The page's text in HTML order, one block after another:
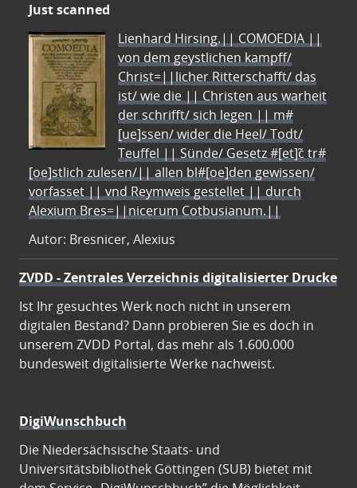
Just scanned
Lienhard Hirsing.|| COMOEDIA ||
von dem geystlichen kampff/
Christ=||licher Ritterschafft/ das
ist/ wie die || Christen aus warheit
der schrifft/ sich legen || m#
[ue]ssen/ wider die Heel/ Todt/
Teuffel || Sünde/ Gesetz #[et]c̃ tr#
[oe]stlich zulesen/|| allen bl#[oe]den gewissen/
vorfasset || vnd Reymweis gestellet || durch
Alexium Bres=||nicerum Cotbusianum.||
Autor: Bresnicer, Alexius
ZVDD - Zentrales Verzeichnis digitalisierter Drucke
Ist Ihr gesuchtes Werk noch nicht in unserem
digitalen Bestand? Dann probieren Sie es doch in
unserem ZVDD Portal, das mehr als 1.600.000
bundesweit digitalisierte Werke nachweist.
DigiWunschbuch
Die Niedersächsische Staats- und
Universitätsbibliothek Göttingen (SUB) bietet mit